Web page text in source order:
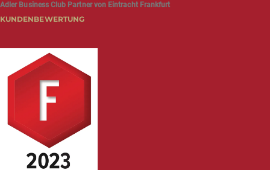
Adler Business Club Partner von Eintracht Frankfurt
KUNDENBEWERTUNG